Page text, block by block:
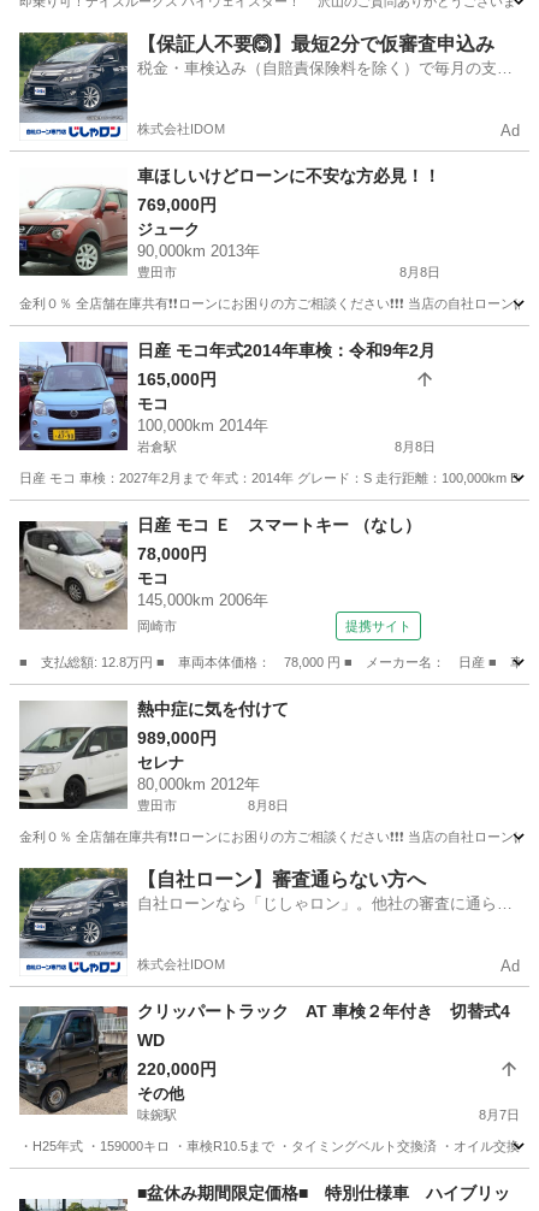
愛知 名古屋市 庄内通駅 デイズ
【保証人不要🙆】最短2分で仮審査申込み
税金・車検込み（自賠責保険料を除く）で毎月の支払
株式会社IDOM Ad
車ほしいけどローンに不安な方必見！！
769,000円
ジューク
90,000km 2013年
豊田市 8月8日
金利０％ 全店舗在庫共有❗️❗️ローンにお困りの方ご相談ください❗️❗️❗️ 当店の自社ロ
愛知 豊田市 ジューク ローン
日産 モコ年式2014年車検：令和9年2月
165,000円
モコ
100,000km 2014年
岩倉駅 8月8日
日産 モコ 車検：2027年2月まで 年式：2014年 グレード：S 走行距離：100,000km
岩倉駅 モコ 走行距離
日産 モコ Ｅ スマートキー （なし）
78,000円
モコ
145,000km 2006年
岡崎市 提携サイト
■ 支払総額: 12.8万円 ■ 車両本体価格： 78,000 円 ■ メーカー名： 日産 ■
愛知 岡崎市 モコ
熱中症に気を付けて
989,000円
セレナ
80,000km 2012年
豊田市 8月8日
金利０％ 全店舗在庫共有❗️❗️ローンにお困りの方ご相談ください❗️❗️❗️ 当店の自社ロ
愛知 豊田市 セレナ ローン
【自社ローン】審査通らない方へ
自社ローンなら「じしゃロン」。他社の審査に通らな
株式会社IDOM Ad
クリッパートラック AT 車検２年付き 切替式4
WD
220,000円
その他
味鋺駅 8月7日
・H25年式 ・159000キロ ・車検R10.5まで ・タイミングベルト交換済 ・オイル交換
味鋺駅 その他 クリッパー
■盆休み期間限定価格■ 特別仕様車 ハイブリッ